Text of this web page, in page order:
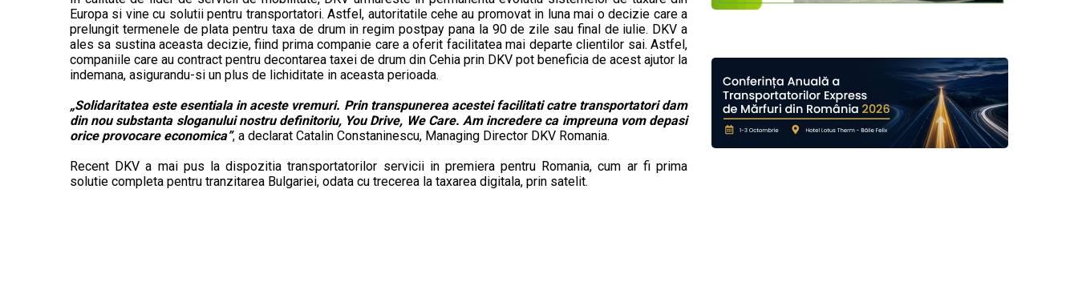
Europa si vine cu solutii pentru transportatori. Astfel, autoritatile cehe au promovat in luna mai o decizie care a
prelungit termenele de plata pentru taxa de drum in regim postpay pana la 90 de zile sau final de iulie. DKV a
ales sa sustina aceasta decizie, fiind prima companie care a oferit facilitatea mai departe clientilor sai. Astfel,
companiile care au contract pentru decontarea taxei de drum din Cehia prin DKV pot beneficia de acest ajutor la
indemana, asigurandu-si un plus de lichiditate in aceasta perioada.
„Solidaritatea este esentiala in aceste vremuri. Prin transpunerea acestei facilitati catre transportatori dam
din nou substanta sloganului nostru definitoriu, You Drive, We Care. Am incredere ca impreuna vom depasi
orice provocare economica”, a declarat Catalin Constaninescu, Managing Director DKV Romania.
Recent DKV a mai pus la dispozitia transportatorilor servicii in premiera pentru Romania, cum ar fi prima
solutie completa pentru tranzitarea Bulgariei, odata cu trecerea la taxarea digitala, prin satelit.